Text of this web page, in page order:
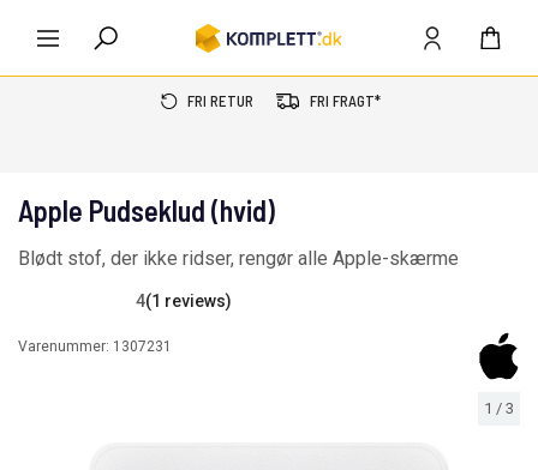
FRI RETUR FRI FRAGT*
1 / 3
Apple Pudseklud (hvid)
Blødt stof, der ikke ridser, rengør alle Apple-skærme
4(1 reviews)
Varenummer: 1307231